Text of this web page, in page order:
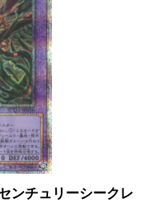
ンチュリーシークレ